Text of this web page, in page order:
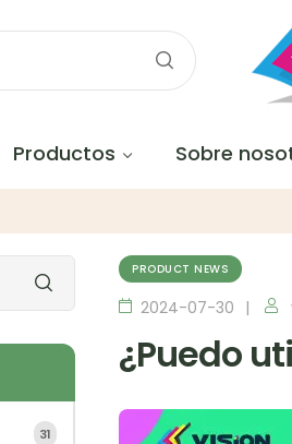
Productos Sobre
PRODUCT NEWS
2024-07-30
¿Puedo
31